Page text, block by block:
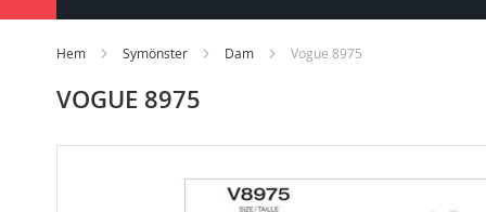
Hem Symönster Dam Vogue 8975
VOGUE 8975